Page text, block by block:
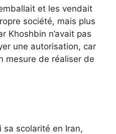
et les vendait
société, mais plus
Khoshbin n’avait pas
une autorisation, car
mesure de réaliser de
sa scolarité en Iran,